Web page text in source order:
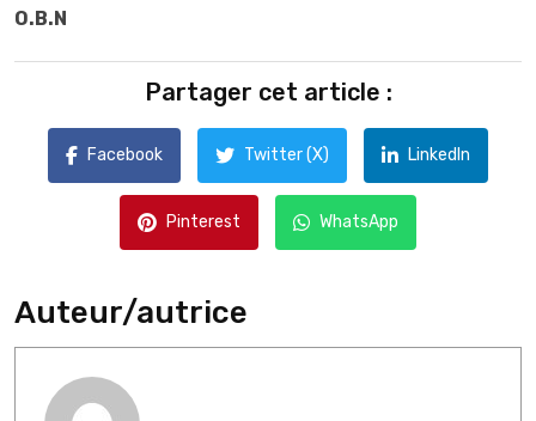
O.B.N
Partager cet article :
Facebook Twitter (X) LinkedIn
Pinterest WhatsApp
Auteur/autrice